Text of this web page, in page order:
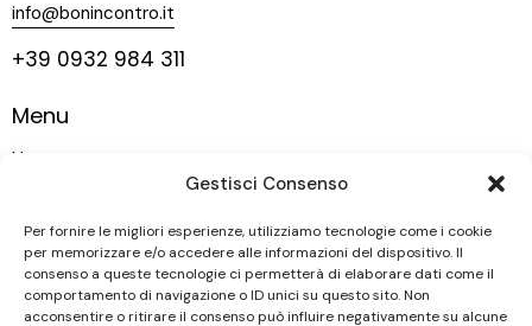
Gestisci Consenso
Per fornire le migliori esperienze, utilizziamo tecnologie come i cookie
per memorizzare e/o accedere alle informazioni del dispositivo. Il
consenso a queste tecnologie ci permetterà di elaborare dati come il
comportamento di navigazione o ID unici su questo sito. Non
acconsentire o ritirare il consenso può influire negativamente su alcune
info@bonincontro.it
+39 0932 984 311
Menu
Home
Vigneti
Vini
Contatti